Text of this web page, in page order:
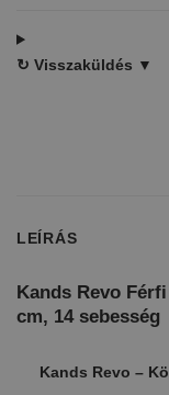
↻ Visszaküldés ▼
LEÍRÁS
Kands Revo
cm, 14 sebesség
Kands Revo –